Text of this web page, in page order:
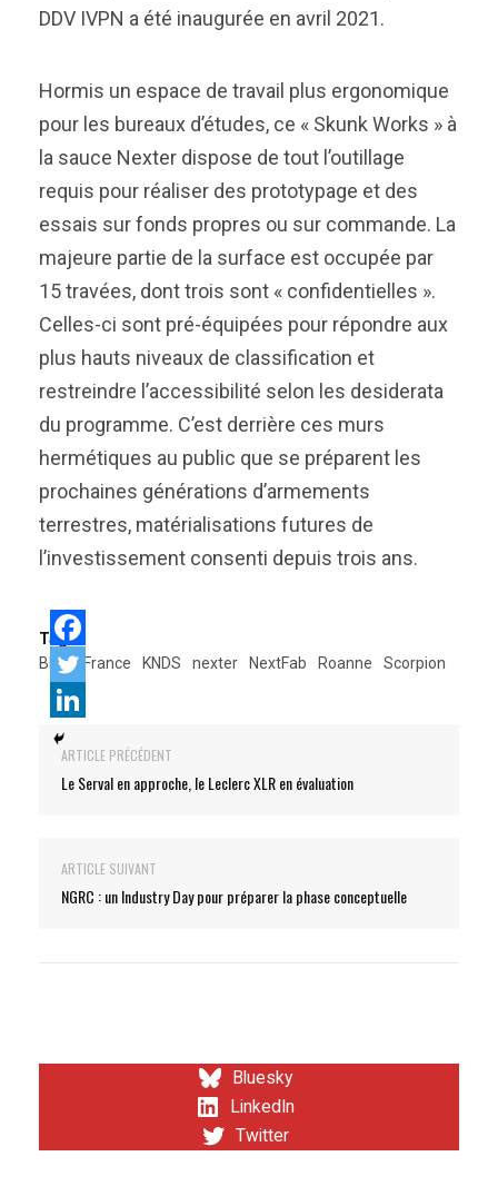
DDV IVPN a été inaugurée en avril 2021.
Hormis un espace de travail plus ergonomique
pour les bureaux d’études, ce « Skunk Works » à
la sauce Nexter dispose de tout l’outillage
requis pour réaliser des prototypage et des
essais sur fonds propres ou sur commande. La
majeure partie de la surface est occupée par
15 travées, dont trois sont « confidentielles ».
Celles-ci sont pré-équipées pour répondre aux
plus hauts niveaux de classification et
restreindre l’accessibilité selon les desiderata
du programme. C’est derrière ces murs
hermétiques au public que se préparent les
prochaines générations d’armements
terrestres, matérialisations futures de
l’investissement consenti depuis trois ans.
Tags:
BITD
France KNDS nexter NextFab Roanne Scorpion
ARTICLE PRÉCÉDENT
Le Serval en approche, le Leclerc XLR en évaluation
ARTICLE SUIVANT
NGRC : un Industry Day pour préparer la phase conceptuelle
Bluesky
LinkedIn
Twitter